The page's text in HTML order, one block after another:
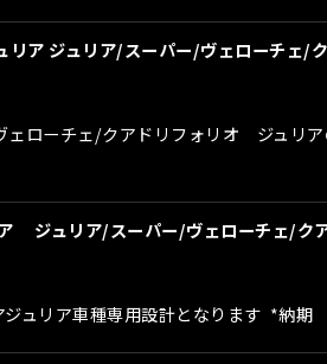
ジュリア/スーパー/ヴェローチェ/ク
ーチェ/クアドリフォリオ ジュリア
ュリア/スーパー/ヴェローチェ/ク
リア車種専用設計となります *納